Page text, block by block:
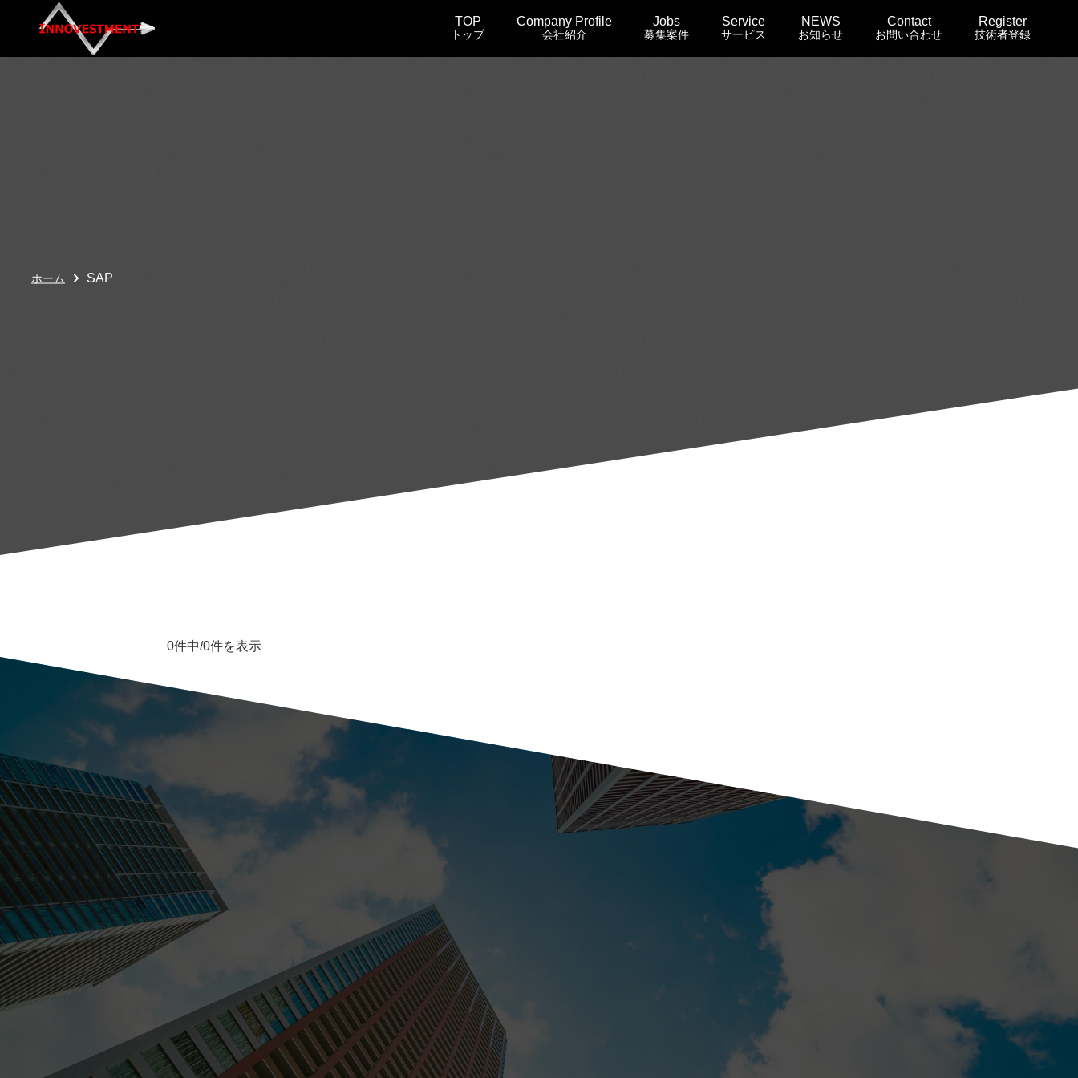
TOP
トップ
Company Profile
会社紹介
Jobs
募集案件
Service
サービス
NEWS
お知らせ
Contact
お問い合わせ
Register
技術者登録
ホーム SAP
0件中/0件を表示